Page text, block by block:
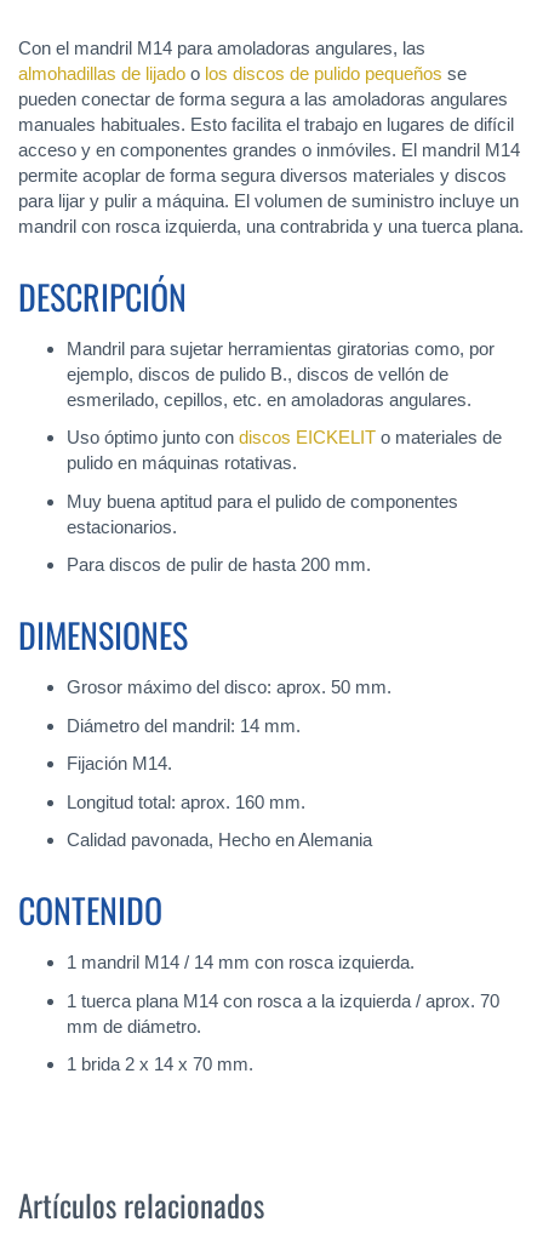
Con el mandril M14 para amoladoras angulares, las
almohadillas de lijado o los discos de pulido pequeños se
pueden conectar de forma segura a las amoladoras angulares
manuales habituales. Esto facilita el trabajo en lugares de difícil
acceso y en componentes grandes o inmóviles. El mandril M14
permite acoplar de forma segura diversos materiales y discos
para lijar y pulir a máquina. El volumen de suministro incluye un
mandril con rosca izquierda, una contrabrida y una tuerca plana.
DESCRIPCIÓN
Mandril para sujetar herramientas giratorias como, por
ejemplo, discos de pulido B., discos de vellón de
esmerilado, cepillos, etc. en amoladoras angulares.
Uso óptimo junto con discos EICKELIT o materiales de
pulido en máquinas rotativas.
Muy buena aptitud para el pulido de componentes
estacionarios.
Para discos de pulir de hasta 200 mm.
DIMENSIONES
Grosor máximo del disco: aprox. 50 mm.
Diámetro del mandril: 14 mm.
Fijación M14.
Longitud total: aprox. 160 mm.
Calidad pavonada, Hecho en Alemania
CONTENIDO
1 mandril M14 / 14 mm con rosca izquierda.
1 tuerca plana M14 con rosca a la izquierda / aprox. 70
mm de diámetro.
1 brida 2 x 14 x 70 mm.
Artículos relacionados